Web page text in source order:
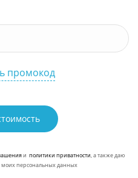
промокод
и политики приватности, а также даю
моих персональных данных